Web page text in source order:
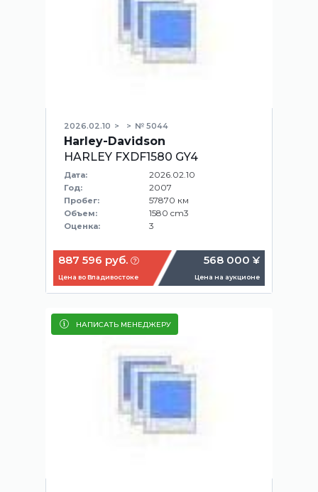
2026.02.10 № 5044
Harley-Davidson
HARLEY FXDF1580 GY4
Дата: 2026.02.10
Год: 2007
Пробег: 57870 км
Объем: 1580 cm3
Оценка: 3
887 596 руб.
Цена во Владивостоке
568 000 ¥
Цена на аукционе
НАПИСАТЬ МЕНЕДЖЕРУ